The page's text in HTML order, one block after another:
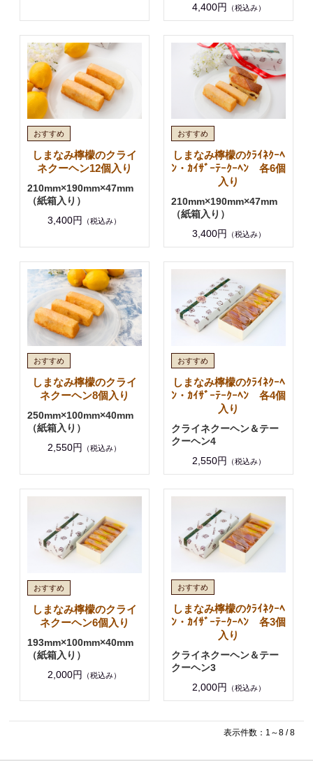
4,400円
（税込み）
しまなみ檸檬のクライ
ネクーヘン12個入り
210mm×190mm×47mm
（紙箱入り）
3,400円
（税込み）
しまなみ檸檬のｸﾗｲﾈｸｰﾍ
ﾝ・ｶｲｻﾞｰﾃｰｸｰﾍﾝ 各6個
入り
210mm×190mm×47mm
（紙箱入り）
3,400円
（税込み）
しまなみ檸檬のクライ
ネクーヘン8個入り
250mm×100mm×40mm
（紙箱入り）
2,550円
（税込み）
しまなみ檸檬のｸﾗｲﾈｸｰﾍ
ﾝ・ｶｲｻﾞｰﾃｰｸｰﾍﾝ 各4個
入り
クライネクーヘン＆テー
クーヘン4
2,550円
（税込み）
しまなみ檸檬のクライ
ネクーヘン6個入り
193mm×100mm×40mm
（紙箱入り）
2,000円
（税込み）
しまなみ檸檬のｸﾗｲﾈｸｰﾍ
ﾝ・ｶｲｻﾞｰﾃｰｸｰﾍﾝ 各3個
入り
クライネクーヘン＆テー
クーヘン3
2,000円
（税込み）
表示件数：1～8 / 8